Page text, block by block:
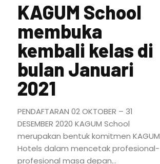
KAGUM School
membuka
kembali kelas di
bulan Januari
2021
PENDAFTARAN 02 OKTOBER – 31
DESEMBER 2020 KAGUM School
merupakan bentuk komitmen KAGUM
Hotels dalam mencetak profesional-
profesional masa depan...